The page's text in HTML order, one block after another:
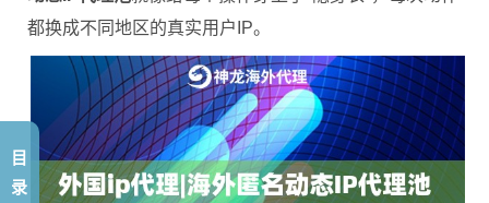
都换成不同地区的真实用户IP。
目
录